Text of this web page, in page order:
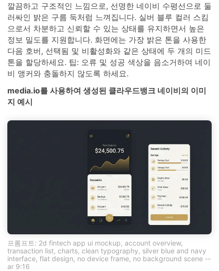
깔끔하고 구조적인 느낌으로, 선명한 네이비 수평선으로 둘
러싸인 밝은 구름 둑처럼 느껴집니다. 실버 블루 컬러 스킴
으로서 차분하고 신뢰할 수 있는 상태를 유지하면서 높은
정보 밀도를 지원합니다. 화면에는 가장 밝은 톤을 사용한
다음 호버, 선택됨 및 비활성화와 같은 상태에 두 개의 미드
톤을 할당하세요. 팁: 오류 및 성공 색상을 음소거하여 네이
비 앵커와 충돌하지 않도록 하세요.
media.io를 사용하여 생성된 클라우드뱅크 네이비의 이미
지 예시
프롬프트: 2d fintech app ui mockup, account overview,
transaction list, charts, clean typography, silver blue and navy
interface, flat design, no device frame, no background scene --
ar 9:16